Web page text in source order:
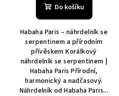
Do košíku
Habaha Paris – náhrdelník se
serpentinem a přírodním
přívěskem Korálkový
náhrdelník se serpentinem |
Habaha Paris Přírodní,
harmonický a nadčasový.
Náhrdelník od Habaha Paris...